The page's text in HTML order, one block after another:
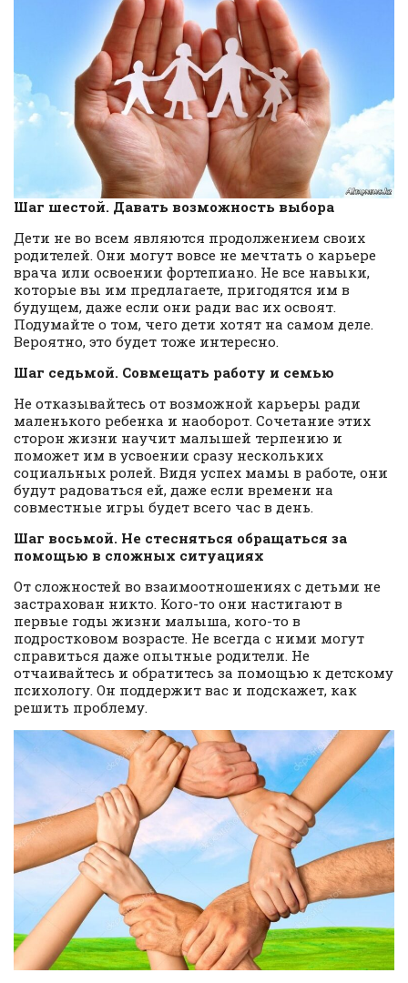
Шаг шестой. Давать возможность выбора
Дети не во всем являются продолжением своих
родителей. Они могут вовсе не мечтать о карьере
врача или освоении фортепиано. Не все навыки,
которые вы им предлагаете, пригодятся им в
будущем, даже если они ради вас их освоят.
Подумайте о том, чего дети хотят на самом деле.
Вероятно, это будет тоже интересно.
Шаг седьмой. Совмещать работу и семью
Не отказывайтесь от возможной карьеры ради
маленького ребенка и наоборот. Сочетание этих
сторон жизни научит малышей терпению и
поможет им в усвоении сразу нескольких
социальных ролей. Видя успех мамы в работе, они
будут радоваться ей, даже если времени на
совместные игры будет всего час в день.
Шаг восьмой. Не стесняться обращаться за
помощью в сложных ситуациях
От сложностей во взаимоотношениях с детьми не
застрахован никто. Кого-то они настигают в
первые годы жизни малыша, кого-то в
подростковом возрасте. Не всегда с ними могут
справиться даже опытные родители. Не
отчаивайтесь и обратитесь за помощью к детскому
психологу. Он поддержит вас и подскажет, как
решить проблему.